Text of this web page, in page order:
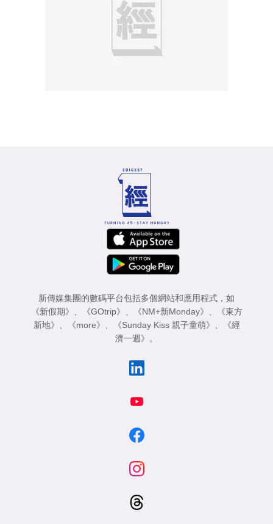
新傳媒集團的數碼平台包括多個網站和應用程式，如
《新假期》
《GOtrip》 《NM+新Monday》
《東方
新地》
《more》 《Sunday Kiss 親子童萌》
《經
濟一週》
。